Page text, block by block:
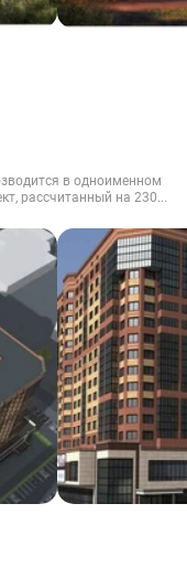
в одноименном
рассчитанный на 230...